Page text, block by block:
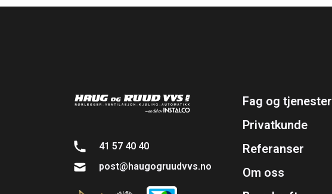
41 57 40 40
post@haugogruudvvs.no
Fag og tjenester
Privatkunde
Referanser
Om oss